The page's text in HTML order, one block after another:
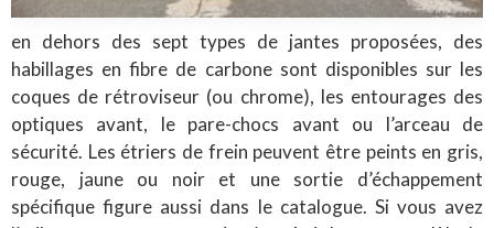
en dehors des sept types de jantes proposées, des
habillages en fibre de carbone sont disponibles sur les
coques de rétroviseur (ou chrome), les entourages des
optiques avant, le pare-chocs avant ou l’arceau de
sécurité. Les étriers de frein peuvent être peints en gris,
rouge, jaune ou noir et une sortie d’échappement
spécifique figure aussi dans le catalogue. Si vous avez